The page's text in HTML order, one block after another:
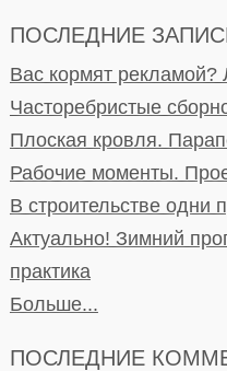
ПОСЛЕДНИЕ
Вас кормят
Часторебристые
Плоская кровля.
Рабочие моменты.
В строительстве
Актуально! Зимний
практика
Больше...
ПОСЛЕДНИЕ